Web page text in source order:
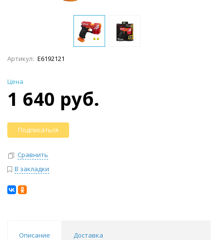
Артикул: E6192121
Цена
1 640 руб.
Подписаться
Сравнить
В закладки
Описание Доставка